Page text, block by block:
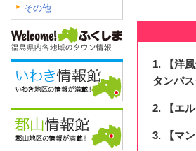
その他
【洋
タンパ
【エ
【マ